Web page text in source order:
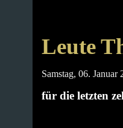
Leute
Samstag, 06. Januar
für die letzten